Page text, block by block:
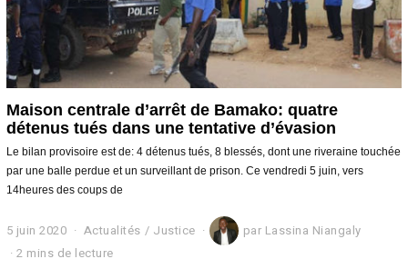
Maison centrale d’arrêt de Bamako: quatre
détenus tués dans une tentative d’évasion
Le bilan provisoire est de: 4 détenus tués, 8 blessés, dont une riveraine touchée
par une balle perdue et un surveillant de prison. Ce vendredi 5 juin, vers
14heures des coups de
5 juin 2020
j
u
Actualités / Justice par Lassina Niangaly
2 mins de lecture